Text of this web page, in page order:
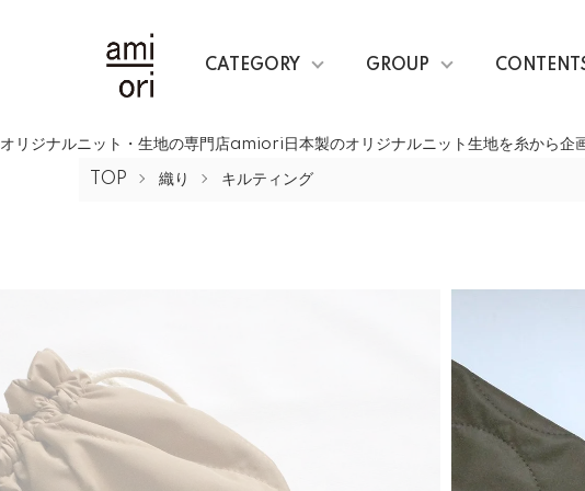
オリジナルニット・生地の専門店amiori日本製のオリジナルニット生地を糸から企
CATEGORY GROUP
TOP 織り キルティング